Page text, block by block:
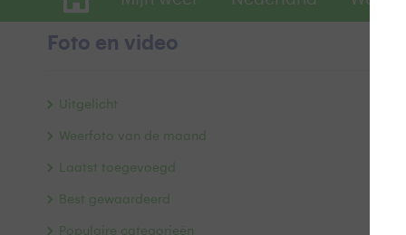
Foto en video
Uitgelicht
Weerfoto van de maand
Laatst toegevoegd
Best gewaardeerd
Populaire categorieën